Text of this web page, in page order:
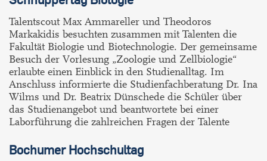
Talentscout Max Ammareller und Theodoros
Markakidis besuchten zusammen mit Talenten die
Fakultät Biologie und Biotechnologie. Der gemeinsame
Besuch der Vorlesung „Zoologie und Zellbiologie“
erlaubte einen Einblick in den Studienalltag. Im
Anschluss informierte die Studienfachberatung Dr. Ina
Wilms und Dr. Beatrix Dünschede die Schüler über
das Studienangebot und beantwortete bei einer
Laborführung die zahlreichen Fragen der Talente
Bochumer Hochschultag